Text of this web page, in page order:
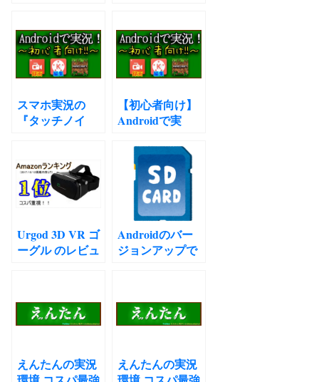
Evil Village What
did the
KANOUEIKOU
play DEMO?
reaction
commentary
Resident Evil 8
official
announcement
スマホ実況の
『タッチノイ
【初心者向け】
Androidで実
体でできる！
Urgod 3D VR ゴ
ーグル のレビュ
Androidのバー
ジョンアップで
えんたんの実況
えんたんの実況